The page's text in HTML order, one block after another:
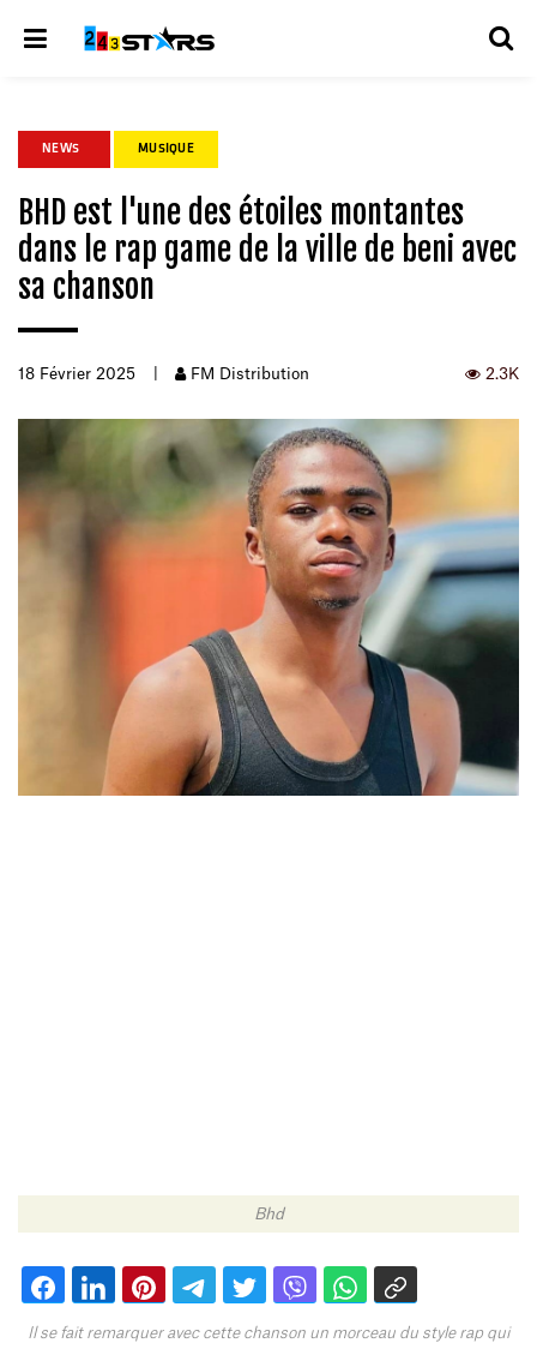
NEWS MUSIQUE
BHD est l'une des étoiles montantes
dans le rap game de la ville de beni avec
sa chanson
18 Février 2025 FM Distribution 2.3K
Bhd
Il se fait remarquer avec cette chanson un morceau du style rap qui